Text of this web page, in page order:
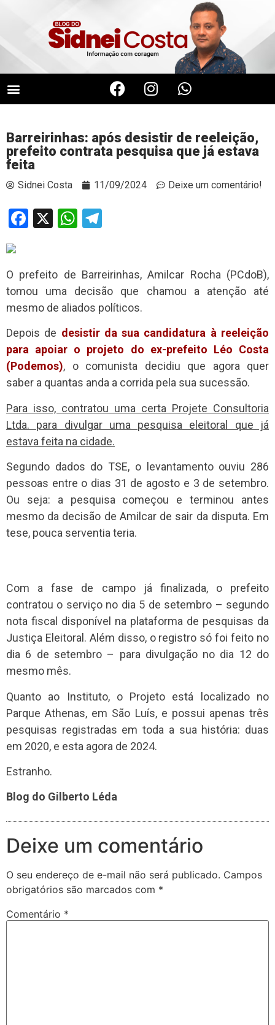
Barreirinhas: após desistir de reeleição,
prefeito contrata pesquisa que já estava
feita
Sidnei Costa 11/09/2024 Deixe um comentário!
Facebook
X WhatsApp
O prefeito de Barreirinhas, Amilcar Rocha (PCdoB),
tomou uma decisão que chamou a atenção até
mesmo de aliados políticos.
Depois de desistir da sua candidatura à reeleição
para apoiar o projeto do ex-prefeito Léo Costa
(Podemos), o comunista decidiu que agora quer
saber a quantas anda a corrida pela sua sucessão.
Para isso, contratou uma certa Projete Consultoria
Ltda. para divulgar uma pesquisa eleitoral que já
estava feita na cidade.
Segundo dados do TSE, o levantamento ouviu 286
pessoas entre o dias 31 de agosto e 3 de setembro.
Ou seja: a pesquisa começou e terminou antes
mesmo da decisão de Amilcar de sair da disputa. Em
tese, pouca serventia teria.
Com a fase de campo já finalizada, o prefeito
contratou o serviço no dia 5 de setembro – segundo
nota fiscal disponível na plataforma de pesquisas da
Justiça Eleitoral. Além disso, o registro só foi feito no
dia 6 de setembro – para divulgação no dia 12 do
mesmo mês.
Quanto ao Instituto, o Projeto está localizado no
Parque Athenas, em São Luís, e possui apenas três
pesquisas registradas em toda a sua história: duas
em 2020, e esta agora de 2024.
Estranho.
Blog do Gilberto Léda
Deixe um comentário
O seu endereço de e-mail não será publicado. Campos
obrigatórios são marcados com *
Comentário *